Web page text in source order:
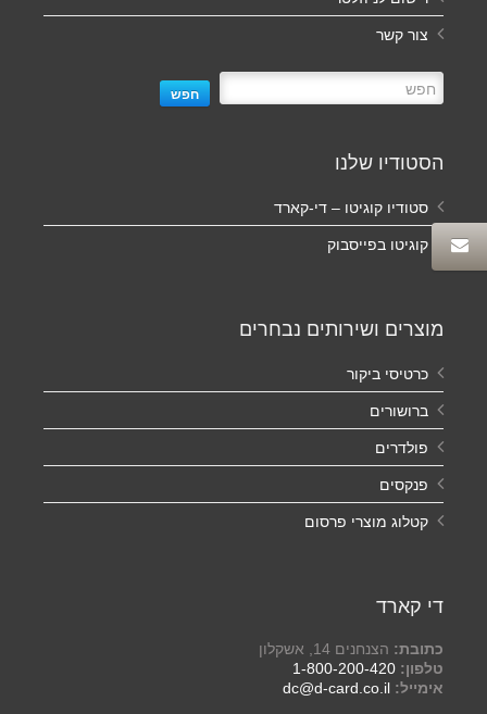
צור קשר
חפש
הסטודיו שלנו
סטודיו קוגיטו – די-קארד
קוגיטו בפייסבוק
מוצרים ושירותים נבחרים
כרטיסי ביקור
ברושורים
פולדרים
פנקסים
קטלוג מוצרי פרסום
די קארד
כתובת: הצנחנים 14, אשקלון
טלפון: 1-800-200-420
אימייל: dc@d-card.co.il